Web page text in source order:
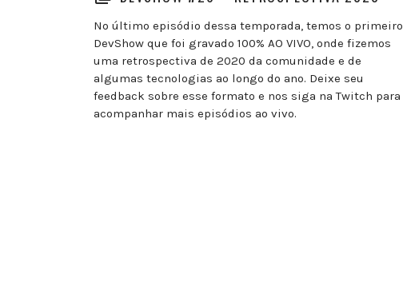
No último episódio dessa temporada, temos o primeiro
DevShow que foi gravado 100% AO VIVO, onde fizemos
uma retrospectiva de 2020 da comunidade e de
algumas tecnologias ao longo do ano. Deixe seu
feedback sobre esse formato e nos siga na Twitch para
acompanhar mais episódios ao vivo.